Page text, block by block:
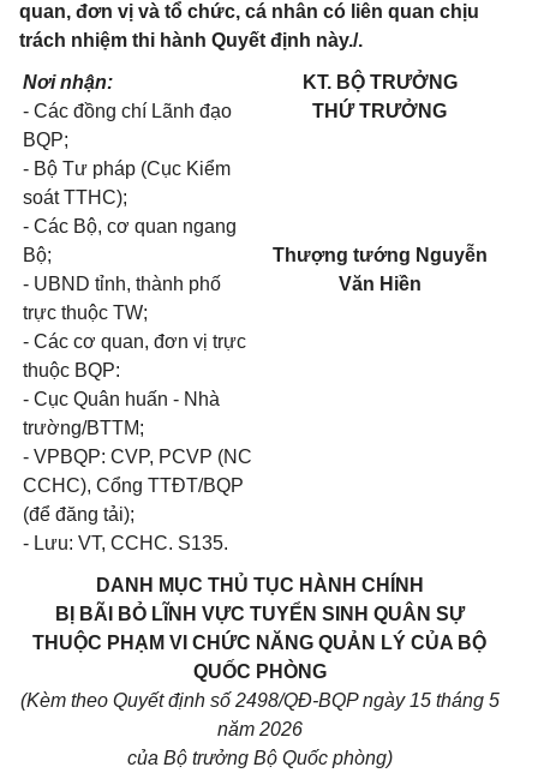
quan, đơn vị và tổ chức, cá nhân có liên quan chịu
trách nhiệm thi hành Quyết định này./.
Nơi nhận:
- Các đồng chí Lãnh đạo
BQP;
- Bộ Tư pháp (Cục Kiểm
soát TTHC);
- Các Bộ, cơ quan ngang
Bộ;
- UBND tỉnh, thành phố
trực thuộc TW;
- Các cơ quan, đơn vị trực
thuộc BQP:
- Cục Quân huấn - Nhà
trường/BTTM;
- VPBQP: CVP, PCVP (NC
CCHC), Cổng TTĐT/BQP
(để đăng tải);
- Lưu: VT, CCHC. S135.
KT. BỘ TRƯỞNG
THỨ TRƯỞNG
Thượng tướng Nguyễn
Văn Hiền
DANH MỤC THỦ TỤC HÀNH CHÍNH
BỊ BÃI BỎ LĨNH VỰC TUYỂN SINH QUÂN SỰ
THUỘC PHẠM VI CHỨC NĂNG QUẢN LÝ CỦA BỘ
QUỐC PHÒNG
(Kèm theo Quyết định số 2498/QĐ-BQP ngày 15 tháng 5
năm 2026
của Bộ trưởng Bộ Quốc phòng)